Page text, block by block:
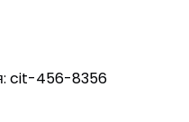
cit-456-8356